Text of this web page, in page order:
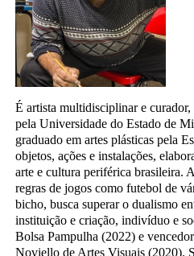
É artista multidisciplinar e curador,
pela Universidade do Estado de
graduado em artes plásticas pela
objetos, ações e instalações,
arte e cultura periférica brasileira.
regras de jogos como futebol de
bicho, busca superar o dualismo
instituição e criação, indivíduo e
Bolsa Pampulha (2022) e
Noviello de Artes Visuais (2020).